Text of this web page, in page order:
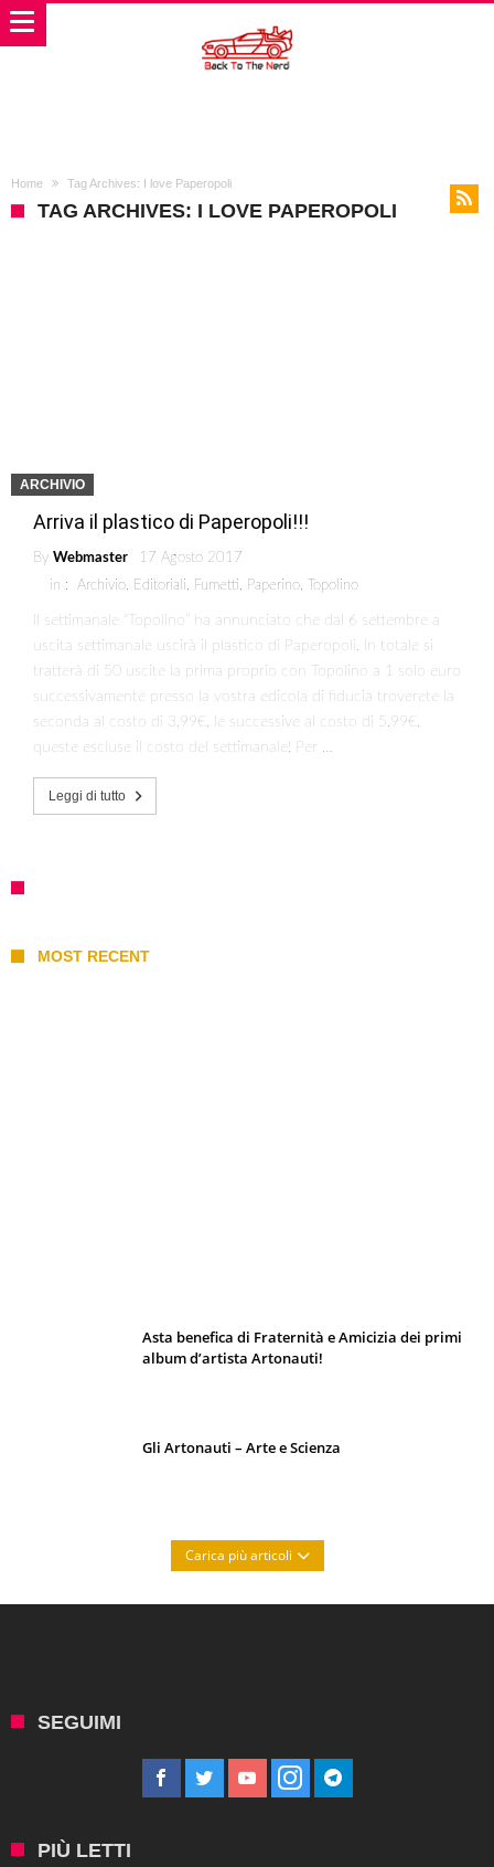
Home Tag Archives: I love Paperopoli
TAG ARCHIVES: I LOVE PAPEROPOLI
ARCHIVIO
Arriva il plastico di Paperopoli!!!
By Webmaster
17 Agosto 2017
in : Archivio, Editoriali, Fumetti, Paperino, Topolino
Il settimanale “Topolino” ha annunciato che dal 6 settembre a
uscita settimanale uscirà il plastico di Paperopoli. In totale si
tratterà di 50 uscite la prima proprio con Topolino a 1 solo euro
successivamente presso la vostra edicola di fiducia troverete la
seconda al costo di 3,99€, le successive al costo di 5,99€,
queste escluse il costo del settimanale! Per …
Leggi di tutto
MOST RECENT
Asta benefica di Fraternità e Amicizia dei primi
album d’artista Artonauti!
Gli Artonauti – Arte e Scienza
Carica più articoli
SEGUIMI
PIÙ LETTI